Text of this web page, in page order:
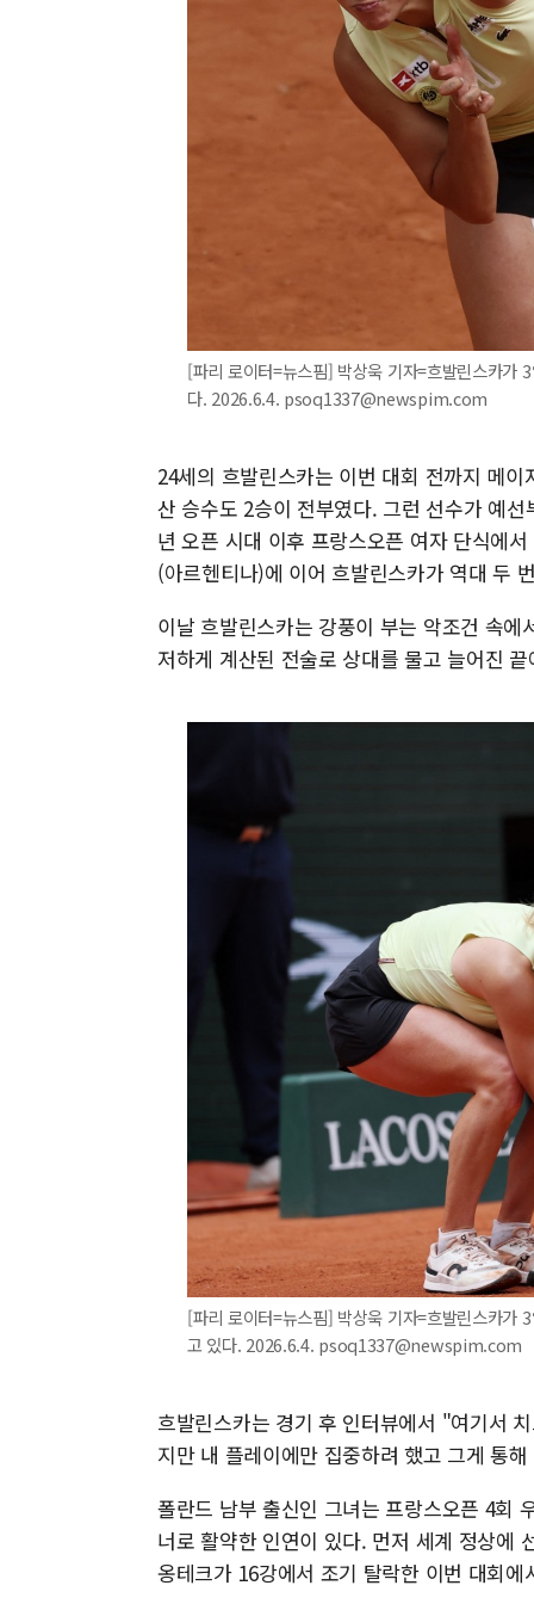
[파리 로이터=뉴스핌] 박상욱 기자=흐발린스카가
다. 2026.6.4. psoq1337@newspim.com
24세의 흐발린스카는 이번 대회 전까지 메
산 승수도 2승이 전부였다. 그런 선수가 예
년 오픈 시대 이후 프랑스오픈 여자 단식에
(아르헨티나)에 이어 흐발린스카가 역대 두
이날 흐발린스카는 강풍이 부는 악조건 속
저하게 계산된 전술로 상대를 물고 늘어진
[파리 로이터=뉴스핌] 박상욱 기자=흐발린스카가
고 있다. 2026.6.4. psoq1337@newspim.com
흐발린스카는 경기 후 인터뷰에서 "여기서
지만 내 플레이에만 집중하려 했고 그게 통
폴란드 남부 출신인 그녀는 프랑스오픈 4회
너로 활약한 인연이 있다. 먼저 세계 정상에
옹테크가 16강에서 조기 탈락한 이번 대회